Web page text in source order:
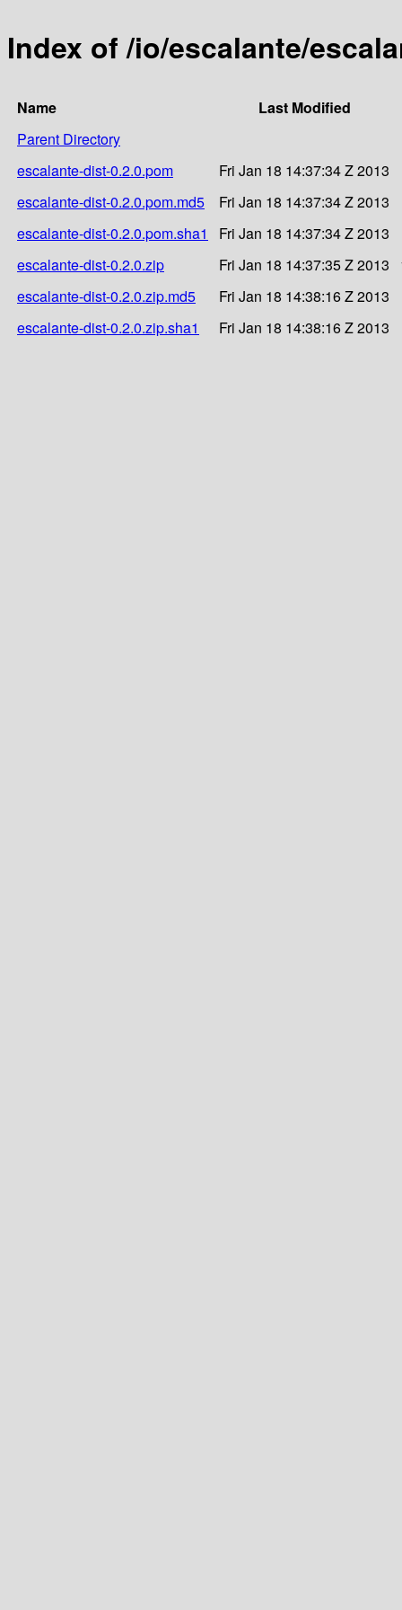
Index of /io/escalante/
Name
Last Modified
Parent Directory
escalante-dist-0.2.0.pom
Fri Jan 18 14:37:34 Z 2013
escalante-dist-0.2.0.pom.md5
Fri Jan 18 14:37:34 Z 2013
escalante-dist-0.2.0.pom.sha1
Fri Jan 18 14:37:34 Z 2013
escalante-dist-0.2.0.zip
Fri Jan 18 14:37:35 Z 2013
escalante-dist-0.2.0.zip.md5
Fri Jan 18 14:38:16 Z 2013
escalante-dist-0.2.0.zip.sha1
Fri Jan 18 14:38:16 Z 2013